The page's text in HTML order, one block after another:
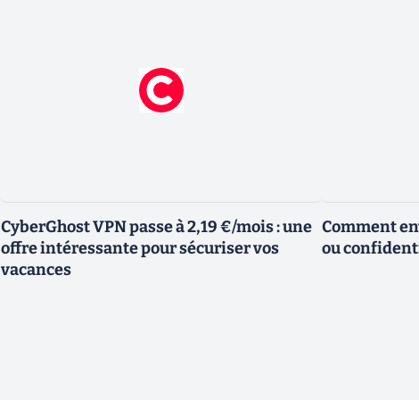
CyberGhost VPN passe à 2,19 €/mois : une
offre intéressante pour sécuriser vos
vacances
Comment
ou